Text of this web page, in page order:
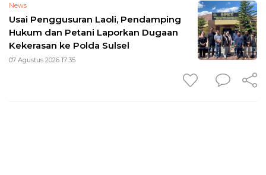
News
Usai Penggusuran Laoli, Pendamping
Hukum dan Petani Laporkan Dugaan
Kekerasan ke Polda Sulsel
07 Agustus 2026 17:35